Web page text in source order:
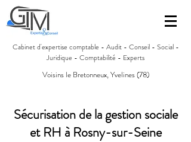
Cabinet d'expertise comptable - Audit - Conseil - Social -
Juridique - Comptabilité - Experts
Voisins le Bretonneux, Yvelines (78)
Sécurisation de la gestion sociale
et RH à Rosny-sur-Seine